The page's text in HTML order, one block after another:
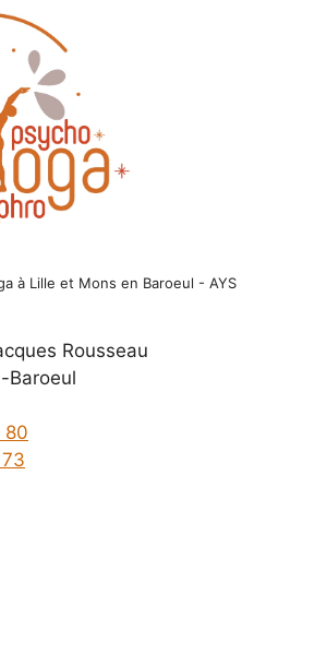
à Lille et Mons en Baroeul - AYS
Rousseau
Baroeul
80